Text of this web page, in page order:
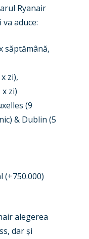
Ryanair
aduce:
săptămână,
zi),
zi)
(9
& Dublin (5
(+750.000)
alegerea
dar și